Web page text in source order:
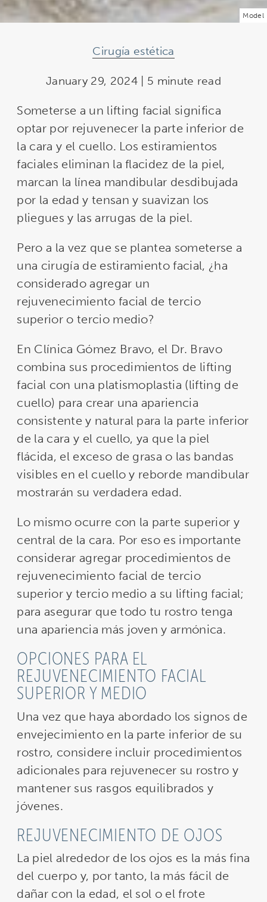
Model
Cirugía estética
January 29, 2024 | 5 minute read
Someterse a un lifting facial significa
optar por rejuvenecer la parte inferior de
la cara y el cuello. Los estiramientos
faciales eliminan la flacidez de la piel,
marcan la línea mandibular desdibujada
por la edad y tensan y suavizan los
pliegues y las arrugas de la piel.
Pero a la vez que se plantea someterse a
una cirugía de estiramiento facial, ¿ha
considerado agregar un
rejuvenecimiento facial de tercio
superior o tercio medio?
En Clínica Gómez Bravo, el Dr. Bravo
combina sus procedimientos de lifting
facial con una platismoplastia (lifting de
cuello) para crear una apariencia
consistente y natural para la parte inferior
de la cara y el cuello, ya que la piel
flácida, el exceso de grasa o las bandas
visibles en el cuello y reborde mandibular
mostrarán su verdadera edad.
Lo mismo ocurre con la parte superior y
central de la cara. Por eso es importante
considerar agregar procedimientos de
rejuvenecimiento facial de tercio
superior y tercio medio a su lifting facial;
para asegurar que todo tu rostro tenga
una apariencia más joven y armónica.
OPCIONES PARA EL
REJUVENECIMIENTO FACIAL
SUPERIOR Y MEDIO
Una vez que haya abordado los signos de
envejecimiento en la parte inferior de su
rostro, considere incluir procedimientos
adicionales para rejuvenecer su rostro y
mantener sus rasgos equilibrados y
jóvenes.
REJUVENECIMIENTO DE OJOS
La piel alrededor de los ojos es la más fina
del cuerpo y, por tanto, la más fácil de
dañar con la edad, el sol o el frote